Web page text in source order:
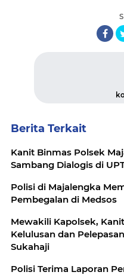
Berita Terkait
Kanit Binmas Polsek
Sambang Dialogis di
Polisi di Majalengka
Pembegalan di Medsos
Mewakili Kapolsek,
Kelulusan dan
Sukahaji
Polisi Terima Laporan